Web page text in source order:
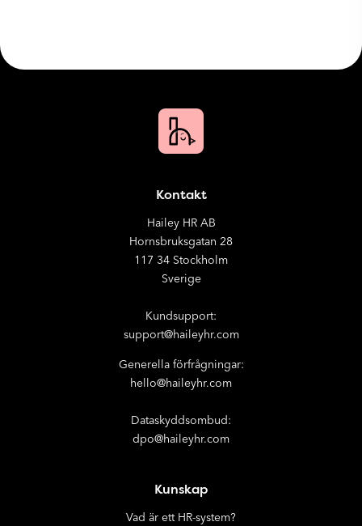
Kontakt
Hailey HR AB
Hornsbruksgatan 28
117 34 Stockholm
Sverige
Kundsupport:
support@haileyhr.com
Generella förfrågningar:
hello@haileyhr.com
Dataskyddsombud:
dpo@haileyhr.com
Kunskap
Vad är ett HR-system?